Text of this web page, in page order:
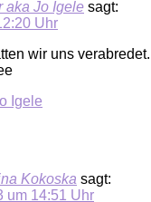
aka Jo Igele sagt:
Uhr
wir uns
Igele
Kokoska sagt:
um 14:51 Uhr